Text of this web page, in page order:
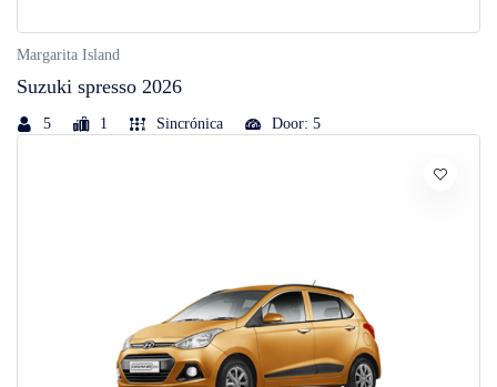
Margarita Island
Suzuki spresso 2026
5 1 Sincrónica Door: 5